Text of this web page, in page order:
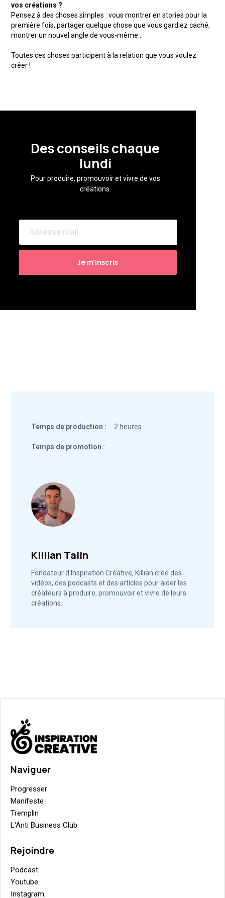
vos créations ?
Pensez à des choses simples : vous montrer en stories pour la
première fois, partager quelque chose que vous gardiez caché,
montrer un nouvel angle de vous-même...
Toutes ces choses participent à la relation que vous voulez
créer !
Des conseils chaque
lundi
Pour produire, promouvoir et vivre de vos
créations.
Temps de production : 2 heures
Temps de promotion :
Killian Talin
Fondateur d'Inspiration Créative, Killian crée des
vidéos, des podcasts et des articles pour aider les
créateurs à produire, promouvoir et vivre de leurs
créations.
Naviguer
Progresser
Manifeste
Tremplin
L'Anti Business Club
Rejoindre
Podcast
Youtube
Instagram